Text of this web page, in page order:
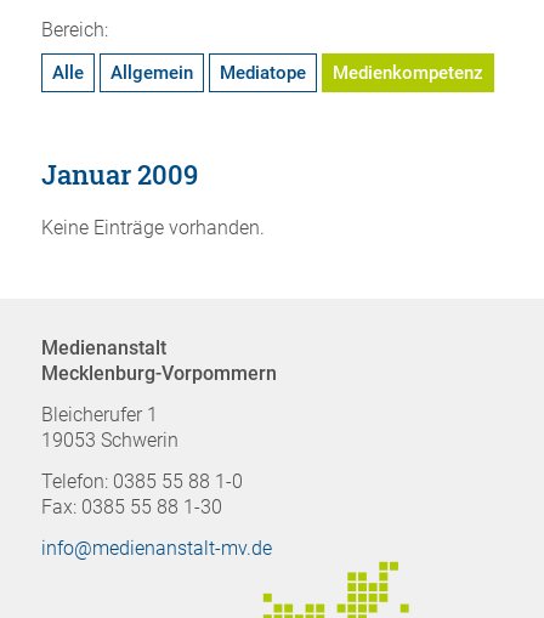
Bereich:
Alle Allgemein Mediatope Medienkompetenz
Januar 2009
Keine Einträge vorhanden.
Medienanstalt
Mecklenburg-Vorpommern
Bleicherufer 1
19053 Schwerin
Telefon: 0385 55 88 1-0
Fax: 0385 55 88 1-30
info@medienanstalt-mv.de